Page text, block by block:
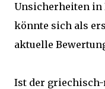
Unsicherheiten in
könnte sich als
aktuelle
Ist der griechisch-